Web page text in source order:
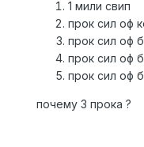
1 мили свип
прок сил оф
прок сил оф
прок сил оф
прок сил оф
почему 3 прока ?